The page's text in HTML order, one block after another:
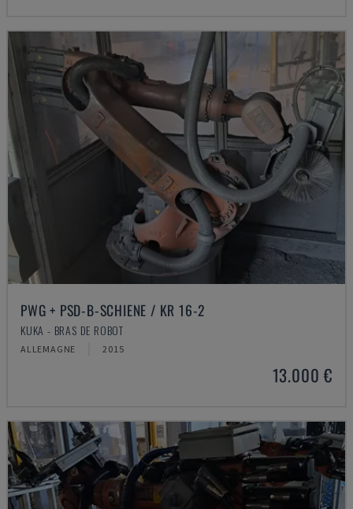
PWG + PSD-B-SCHIENE / KR 16-2
KUKA - BRAS DE ROBOT
ALLEMAGNE 2015
13.000 €